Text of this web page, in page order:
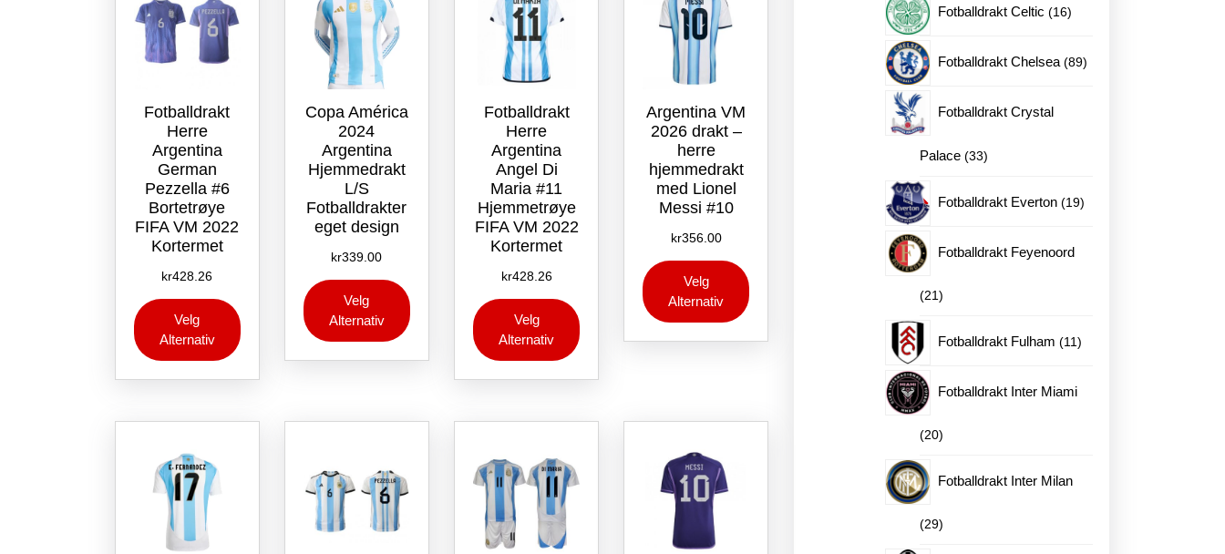
Fotballdrakt
Herre
Argentina
German
Pezzella #6
Bortetrøye
FIFA VM 2022
Kortermet
kr428.26
Velg
Alternativ
produktet
har
varianter.
kan
produktsiden
Copa América
2024
Argentina
Hjemmedrakt
L/S
Fotballdrakter
eget design
kr339.00
Velg
Alternativ
produktet
har
varianter.
Alternativene
velges
produktsiden
Fotballdrakt
Herre
Argentina
Angel Di
Maria #11
Hjemmetrøye
FIFA VM 2022
Kortermet
kr428.26
Velg
Alternativ
produktet
har
varianter.
kan
produktsiden
Argentina VM
2026 drakt –
herre
hjemmedrakt
med Lionel
Messi #10
kr356.00
Velg
Alternativ
produktet
har
varianter.
på
Fotballdrakt Celtic 1616
Fotballdrakt Chelsea 8989
Fotballdrakt Crystal
Palace 3333
Fotballdrakt Everton 1919
Fotballdrakt Feyenoord
2121
produkter
Fotballdrakt Fulham 1111
Fotballdrakt Inter Miami
2020
produkter
Fotballdrakt Inter Milan
2929